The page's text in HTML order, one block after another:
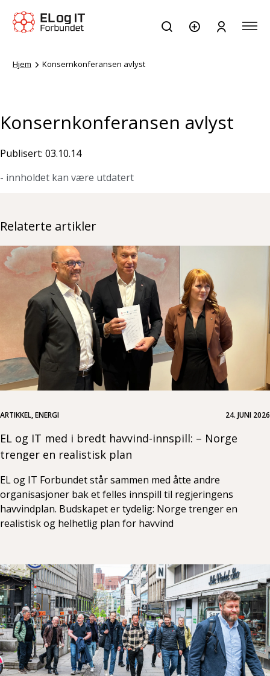
Hjem Konsernkonferansen avlyst
Konsernkonferansen avlyst
Publisert: 03.10.14
- innholdet kan være utdatert
Relaterte artikler
ARTIKKEL, ENERGI 24. JUNI 2026
EL og IT med i bredt havvind-innspill: – Norge
trenger en realistisk plan
EL og IT Forbundet står sammen med åtte andre
organisasjoner bak et felles innspill til regjeringens
havvindplan. Budskapet er tydelig: Norge trenger en
realistisk og helhetlig plan for havvind